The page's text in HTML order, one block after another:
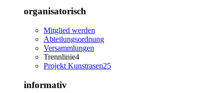
organisatorisch
Mitglied werden
Abteilungsordnung
Versammlungen
Trennlinie4
Projekt Kunstrasen25
informativ